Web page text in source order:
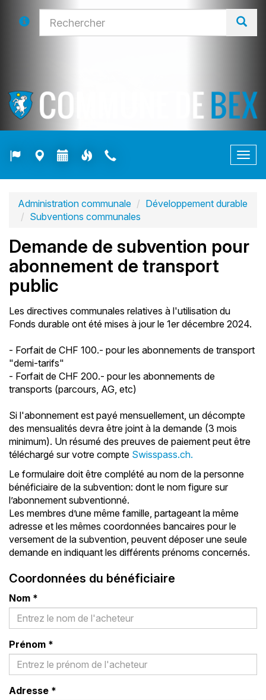
Administration communale
Développement durable
Subventions communales
Demande de subvention pour
abonnement de transport
public
Les directives communales relatives à l'utilisation du
Fonds durable ont été mises à jour le 1er décembre 2024.
- Forfait de CHF 100.- pour les abonnements de transport
"demi-tarifs"
- Forfait de CHF 200.- pour les abonnements de
transports (parcours, AG, etc)
Si l'abonnement est payé mensuellement, un décompte
des mensualités devra être joint à la demande (3 mois
minimum). Un résumé des preuves de paiement peut être
téléchargé sur votre compte Swisspass.ch.
Le formulaire doit être complété au nom de la personne
bénéficiaire de la subvention: dont le nom figure sur
l’abonnement subventionné.
Les membres d’une même famille, partageant la même
adresse et les mêmes coordonnées bancaires pour le
versement de la subvention, peuvent déposer une seule
demande en indiquant les différents prénoms concernés.
Coordonnées du bénéficiaire
Nom *
Prénom *
Adresse *